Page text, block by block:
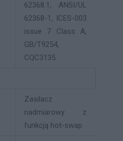
62368.1, ANSI/UL
62368-1, ICES-003
issue 7 Class A,
GB/T9254,
CQC3135
Zasilacz
nadmiarowy z
funkcją hot-swap